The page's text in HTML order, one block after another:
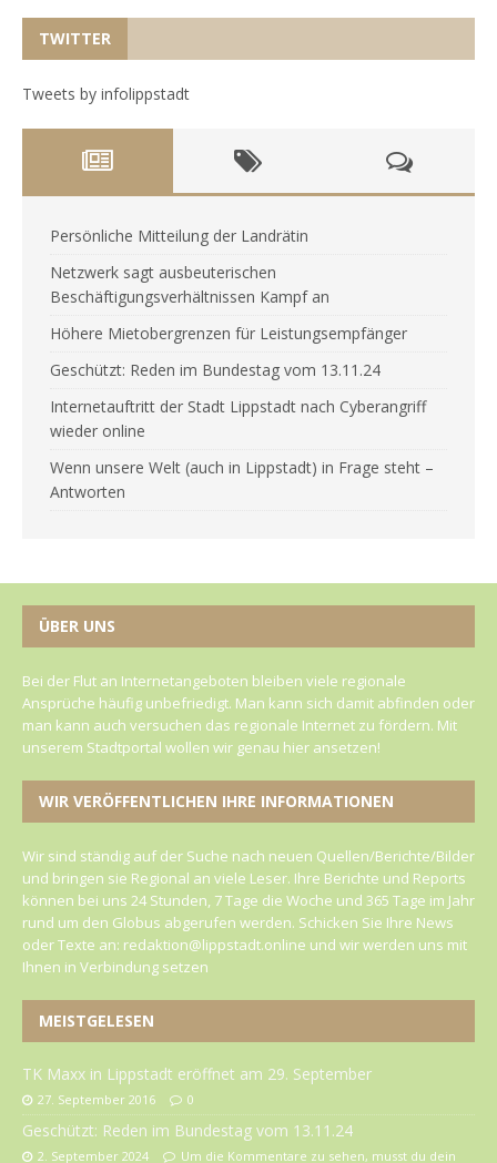
TWITTER
Tweets by infolippstadt
Persönliche Mitteilung der Landrätin
Netzwerk sagt ausbeuterischen
Beschäftigungsverhältnissen Kampf an
Höhere Mietobergrenzen für Leistungsempfänger
Geschützt: Reden im Bundestag vom 13.11.24
Internetauftritt der Stadt Lippstadt nach Cyberangriff
wieder online
Wenn unsere Welt (auch in Lippstadt) in Frage steht –
Antworten
ÜBER UNS
Bei der Flut an Internetangeboten bleiben viele regionale
Ansprüche häufig unbefriedigt. Man kann sich damit abfinden oder
man kann auch versuchen das regionale Internet zu fördern. Mit
unserem Stadtportal wollen wir genau hier ansetzen!
WIR VERÖFFENTLICHEN IHRE INFORMATIONEN
Wir sind ständig auf der Suche nach neuen Quellen/Berichte/Bilder
und bringen sie Regional an viele Leser. Ihre Berichte und Reports
können bei uns 24 Stunden, 7 Tage die Woche und 365 Tage im Jahr
rund um den Globus abgerufen werden. Schicken Sie Ihre News
oder Texte an: redaktion@lippstadt.online und wir werden uns mit
Ihnen in Verbindung setzen
MEISTGELESEN
TK Maxx in Lippstadt eröffnet am 29. September
27. September 2016 0
Geschützt: Reden im Bundestag vom 13.11.24
2. September 2024 Um die Kommentare zu sehen, musst du dein